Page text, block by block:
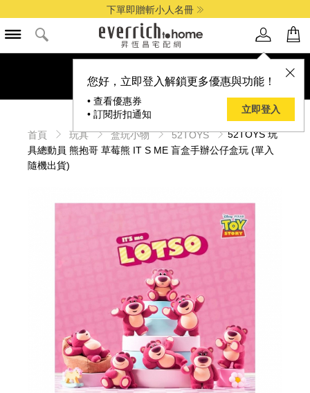
下單即贈斬小人名冊
您好，立即登入解鎖更多優惠與功能！
• 查看優惠券
• 訂閱折扣通知
立即登入
首頁 玩具 盒玩小物 52TOYS
52TOYS 玩
具總動員 熊抱哥 草莓熊 IT S ME 盲盒手辦公仔盒玩 (單入
隨機出貨)